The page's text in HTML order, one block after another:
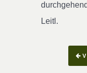
Leitl.